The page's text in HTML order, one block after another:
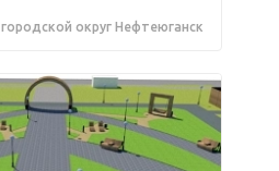
городской округ Нефтеюганск